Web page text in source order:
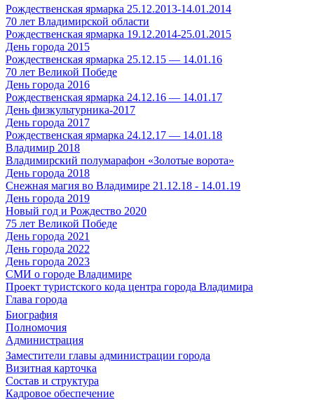
Рождественская ярмарка 25.12.2013-14.01.2014
70 лет Владимирской области
Рождественская ярмарка 19.12.2014-25.01.2015
День города 2015
Рождественская ярмарка 25.12.15 — 14.01.16
70 лет Великой Победе
День города 2016
Рождественская ярмарка 24.12.16 — 14.01.17
День физкультурника-2017
День города 2017
Рождественская ярмарка 24.12.17 — 14.01.18
Владимир 2018
Владимирский полумарафон «Золотые ворота»
День города 2018
Снежная магия во Владимире 21.12.18 - 14.01.19
День города 2019
Новый год и Рождество 2020
75 лет Великой Победе
День города 2021
День города 2022
День города 2023
СМИ о городе Владимире
Проект туристского кода центра города Владимира
Глава города
Биография
Полномочия
Администрация
Заместители главы администрации города
Визитная карточка
Состав и структура
Кадровое обеспечение